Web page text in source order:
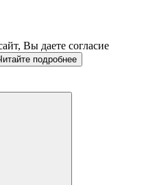
Вы даете согласие
подробнее